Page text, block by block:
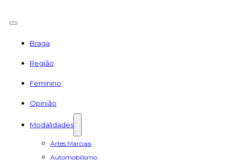
Braga
Região
Feminino
Opinião
Modalidades
Artes Marciais
Automobilismo